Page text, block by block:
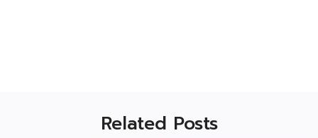
Related Posts